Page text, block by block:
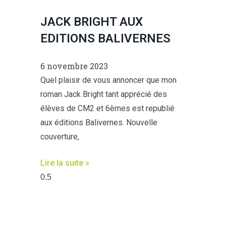
JACK BRIGHT AUX
EDITIONS BALIVERNES
6 novembre 2023
Quel plaisir de vous annoncer que mon
roman Jack Bright tant apprécié des
élèves de CM2 et 6èmes est republié
aux éditions Balivernes. Nouvelle
couverture,
Lire la suite »